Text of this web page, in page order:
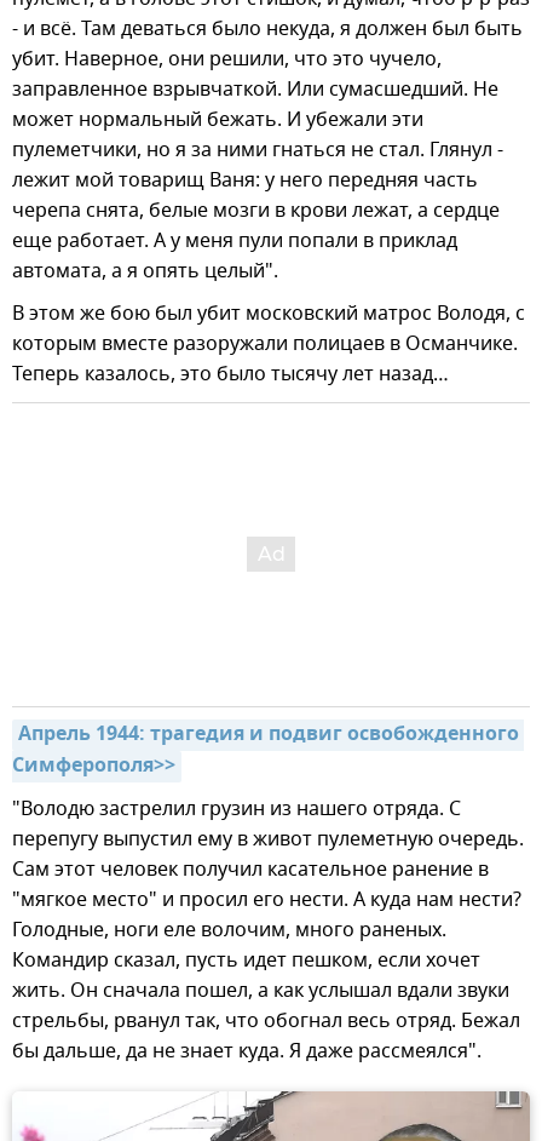
- и всё. Там деваться было некуда, я должен был быть
убит. Наверное, они решили, что это чучело,
заправленное взрывчаткой. Или сумасшедший. Не
может нормальный бежать. И убежали эти
пулеметчики, но я за ними гнаться не стал. Глянул -
лежит мой товарищ Ваня: у него передняя часть
черепа снята, белые мозги в крови лежат, а сердце
еще работает. А у меня пули попали в приклад
автомата, а я опять целый".
В этом же бою был убит московский матрос Володя, с
которым вместе разоружали полицаев в Османчике.
Теперь казалось, это было тысячу лет назад…
Апрель 1944: трагедия и подвиг освобожденного
Симферополя>>
"Володю застрелил грузин из нашего отряда. С
перепугу выпустил ему в живот пулеметную очередь.
Сам этот человек получил касательное ранение в
"мягкое место" и просил его нести. А куда нам нести?
Голодные, ноги еле волочим, много раненых.
Командир сказал, пусть идет пешком, если хочет
жить. Он сначала пошел, а как услышал вдали звуки
стрельбы, рванул так, что обогнал весь отряд. Бежал
бы дальше, да не знает куда. Я даже рассмеялся".